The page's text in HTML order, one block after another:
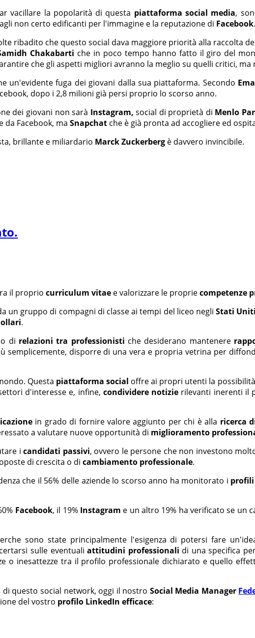
vacillare la popolarità di questa piattaforma social media,
non certo edificanti per l'immagine e la reputazione di Facebook.
ribadito che questo social dava maggiore priorità alla raccolta
Chakabarti che in poco tempo hanno fatto il giro del
che gli aspetti migliori avranno la meglio su quelli critici, ma
un'evidente fuga dei giovani dalla sua piattaforma. Secondo
dopo i 2,8 milioni già persi proprio lo scorso anno.
dei giovani non sarà Instagram, social di proprietà di Menlo
da Facebook, ma Snapchat che è già pronta ad accogliere ed
brillante e miliardario Marck Zuckerberg è davvero invincibile.
il proprio curriculum vitae e valorizzare le propriecompetenze
un gruppo di compagni di classe ai tempi del liceo negliStati Uniti
.
di relazioni tra professionisti che desiderano mantenere
semplicemente, disporre di una vera e propria vetrina per
Questa piattaforma social offre ai propri utenti la
d'interesse e, infine, condividere notizie rilevanti inerenti il
in grado di fornire valore aggiunto per chi è alla ricerca
a valutare nuove opportunità di miglioramento
icandidati passivi, ovvero le persone che non investono
di crescita o di cambiamento professionale.
che il 56% delle aziende lo scorso anno ha monitorato i profili
Facebook, il 19% Instagram e un altro 19% ha verificato se un
sono state principalmente l'esigenza di potersi fare
sulle eventualiattitudini professionali di una specifica
o inesattezze tra il profilo professionale dichiarato e quello
questo social network, oggi il nostro Social Media Manager
del vostro profilo LinkedIn efficace: